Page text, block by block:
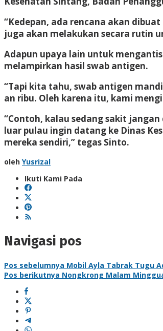
“Kedepan, ada rencana akan
juga akan melakukan secara rutin
Adapun upaya lain untuk
melampirkan hasil swab antigen.
“Tapi kita tahu, swab antigen
an ribu. Oleh karena itu, kami
“Contoh, kalau sedang sakit
luar pulau ingin datang ke Dinas
mereka sendiri,” tegas Sinto.
oleh Yusrizal
Ikuti Kami Pada
Navigasi pos
Pos sebelumnya Mobil Ayla Tabrak Tugu
Pos berikutnya Nongkrong Malam